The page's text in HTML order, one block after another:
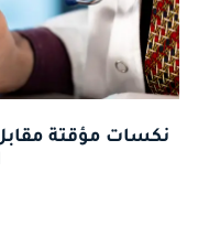
نكسات مؤقتة